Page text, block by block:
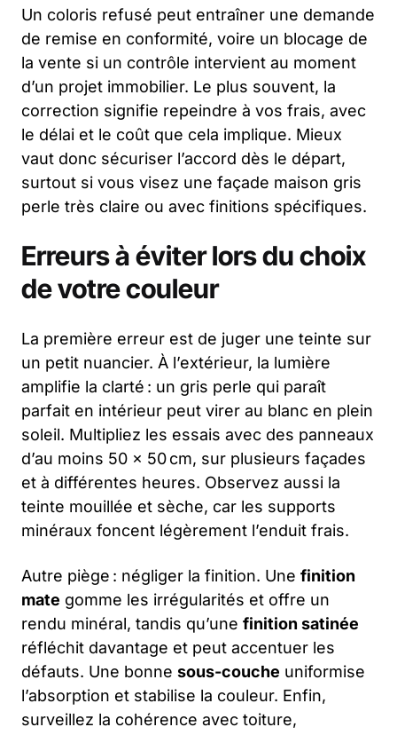
Un coloris refusé peut entraîner une demande
de remise en conformité, voire un blocage de
la vente si un contrôle intervient au moment
d’un projet immobilier. Le plus souvent, la
correction signifie repeindre à vos frais, avec
le délai et le coût que cela implique. Mieux
vaut donc sécuriser l’accord dès le départ,
surtout si vous visez une façade maison gris
perle très claire ou avec finitions spécifiques.
Erreurs à éviter lors du choix
de votre couleur
La première erreur est de juger une teinte sur
un petit nuancier. À l’extérieur, la lumière
amplifie la clarté : un gris perle qui paraît
parfait en intérieur peut virer au blanc en plein
soleil. Multipliez les essais avec des panneaux
d’au moins 50 × 50 cm, sur plusieurs façades
et à différentes heures. Observez aussi la
teinte mouillée et sèche, car les supports
minéraux foncent légèrement l’enduit frais.
Autre piège : négliger la finition. Une finition
mate gomme les irrégularités et offre un
rendu minéral, tandis qu’une finition satinée
réfléchit davantage et peut accentuer les
défauts. Une bonne sous-couche uniformise
l’absorption et stabilise la couleur. Enfin,
surveillez la cohérence avec toiture,